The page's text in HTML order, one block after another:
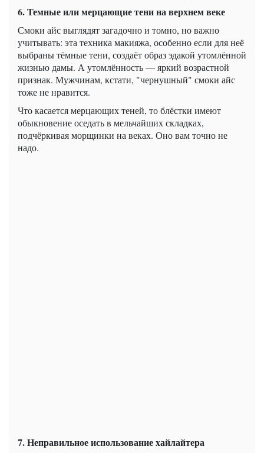
6. Темные или мерцающие тени на верхнем веке
Смоки айс выглядят загадочно и томно, но важно
учитывать: эта техника макияжа, особенно если для неё
выбраны тёмные тени, создаёт образ эдакой утомлённой
жизнью дамы. А утомлённость — яркий возрастной
признак. Мужчинам, кстати, "чернушный" смоки айс
тоже не нравится.
Что касается мерцающих теней, то блёстки имеют
обыкновение оседать в мельчайших складках,
подчёркивая морщинки на веках. Оно вам точно не
надо.
7. Неправильное использование хайлайтера